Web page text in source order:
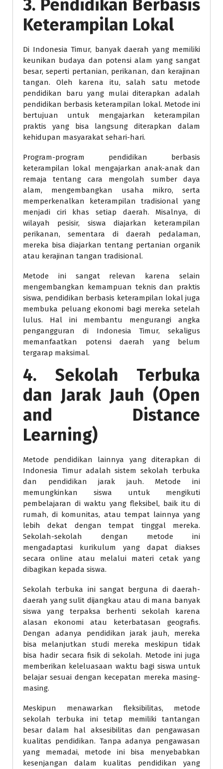
3. Pendidikan Berbasis
Keterampilan Lokal
Di Indonesia Timur, banyak daerah yang memiliki
keunikan budaya dan potensi alam yang sangat
besar, seperti pertanian, perikanan, dan kerajinan
tangan. Oleh karena itu, salah satu metode
pendidikan baru yang mulai diterapkan adalah
pendidikan berbasis keterampilan lokal. Metode ini
bertujuan untuk mengajarkan keterampilan
praktis yang bisa langsung diterapkan dalam
kehidupan masyarakat sehari-hari.
Program-program pendidikan berbasis
keterampilan lokal mengajarkan anak-anak dan
remaja tentang cara mengolah sumber daya
alam, mengembangkan usaha mikro, serta
memperkenalkan keterampilan tradisional yang
menjadi ciri khas setiap daerah. Misalnya, di
wilayah pesisir, siswa diajarkan keterampilan
perikanan, sementara di daerah pedalaman,
mereka bisa diajarkan tentang pertanian organik
atau kerajinan tangan tradisional.
Metode ini sangat relevan karena selain
mengembangkan kemampuan teknis dan praktis
siswa, pendidikan berbasis keterampilan lokal juga
membuka peluang ekonomi bagi mereka setelah
lulus. Hal ini membantu mengurangi angka
pengangguran di Indonesia Timur, sekaligus
memanfaatkan potensi daerah yang belum
tergarap maksimal.
4. Sekolah Terbuka
dan Jarak Jauh (Open
and Distance
Learning)
Metode pendidikan lainnya yang diterapkan di
Indonesia Timur adalah sistem sekolah terbuka
dan pendidikan jarak jauh. Metode ini
memungkinkan siswa untuk mengikuti
pembelajaran di waktu yang fleksibel, baik itu di
rumah, di komunitas, atau tempat lainnya yang
lebih dekat dengan tempat tinggal mereka.
Sekolah-sekolah dengan metode ini
mengadaptasi kurikulum yang dapat diakses
secara online atau melalui materi cetak yang
dibagikan kepada siswa.
Sekolah terbuka ini sangat berguna di daerah-
daerah yang sulit dijangkau atau di mana banyak
siswa yang terpaksa berhenti sekolah karena
alasan ekonomi atau keterbatasan geografis.
Dengan adanya pendidikan jarak jauh, mereka
bisa melanjutkan studi mereka meskipun tidak
bisa hadir secara fisik di sekolah. Metode ini juga
memberikan keleluasaan waktu bagi siswa untuk
belajar sesuai dengan kecepatan mereka masing-
masing.
Meskipun menawarkan fleksibilitas, metode
sekolah terbuka ini tetap memiliki tantangan
besar dalam hal aksesibilitas dan pengawasan
kualitas pendidikan. Tanpa adanya pengawasan
yang memadai, metode ini bisa menyebabkan
kesenjangan dalam kualitas pendidikan yang